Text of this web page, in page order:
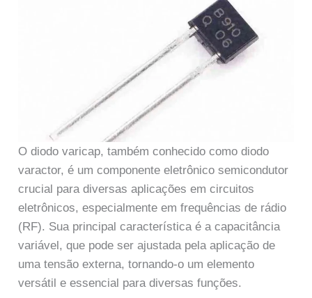
O diodo varicap, também conhecido como diodo
varactor, é um componente eletrônico semicondutor
crucial para diversas aplicações em circuitos
eletrônicos, especialmente em frequências de rádio
(RF). Sua principal característica é a capacitância
variável, que pode ser ajustada pela aplicação de
uma tensão externa, tornando-o um elemento
versátil e essencial para diversas funções.